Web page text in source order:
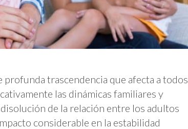
profunda trascendencia que afecta a todos
las dinámicas familiares y
de la relación entre los adultos
considerable en la estabilidad